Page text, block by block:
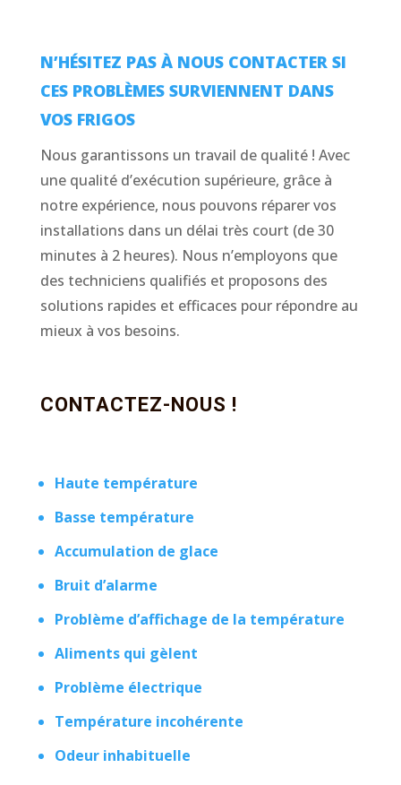
N’HÉSITEZ PAS À NOUS CONTACTER SI
CES PROBLÈMES SURVIENNENT DANS
VOS FRIGOS
Nous garantissons un travail de qualité ! Avec
une qualité d’exécution supérieure, grâce à
notre expérience, nous pouvons réparer vos
installations dans un délai très court (de 30
minutes à 2 heures). Nous n’employons que
des techniciens qualifiés et proposons des
solutions rapides et efficaces pour répondre au
mieux à vos besoins.
CONTACTEZ-NOUS !
Haute température
Basse température
Accumulation de glace
Bruit d’alarme
Problème d’affichage de la température
Aliments qui gèlent
Problème électrique
Température incohérente
Odeur inhabituelle